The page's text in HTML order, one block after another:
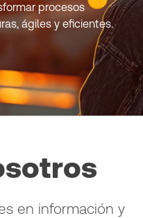
procesos
ágiles y eficientes.
en información y